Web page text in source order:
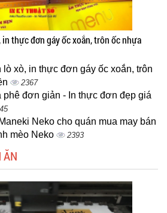
thực đơn gáy ốc xoắn, trôn ốc nhựa
lò xò, in thực đơn gáy ốc xoắn, trôn
2367
phê đơn giản - In thực đơn đẹp giá
Neko cho quán mua may bán
mèo Neko
2393
ĂN